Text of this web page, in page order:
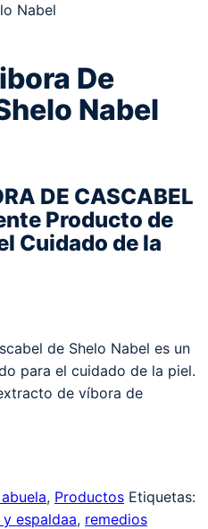
Nabel
De
Nabel
DE CASCABEL
Producto de
Cuidado de la
de Shelo Nabel es un
para el cuidado de la piel.
de víbora de
, Productos Etiquetas:
espaldaa, remedios